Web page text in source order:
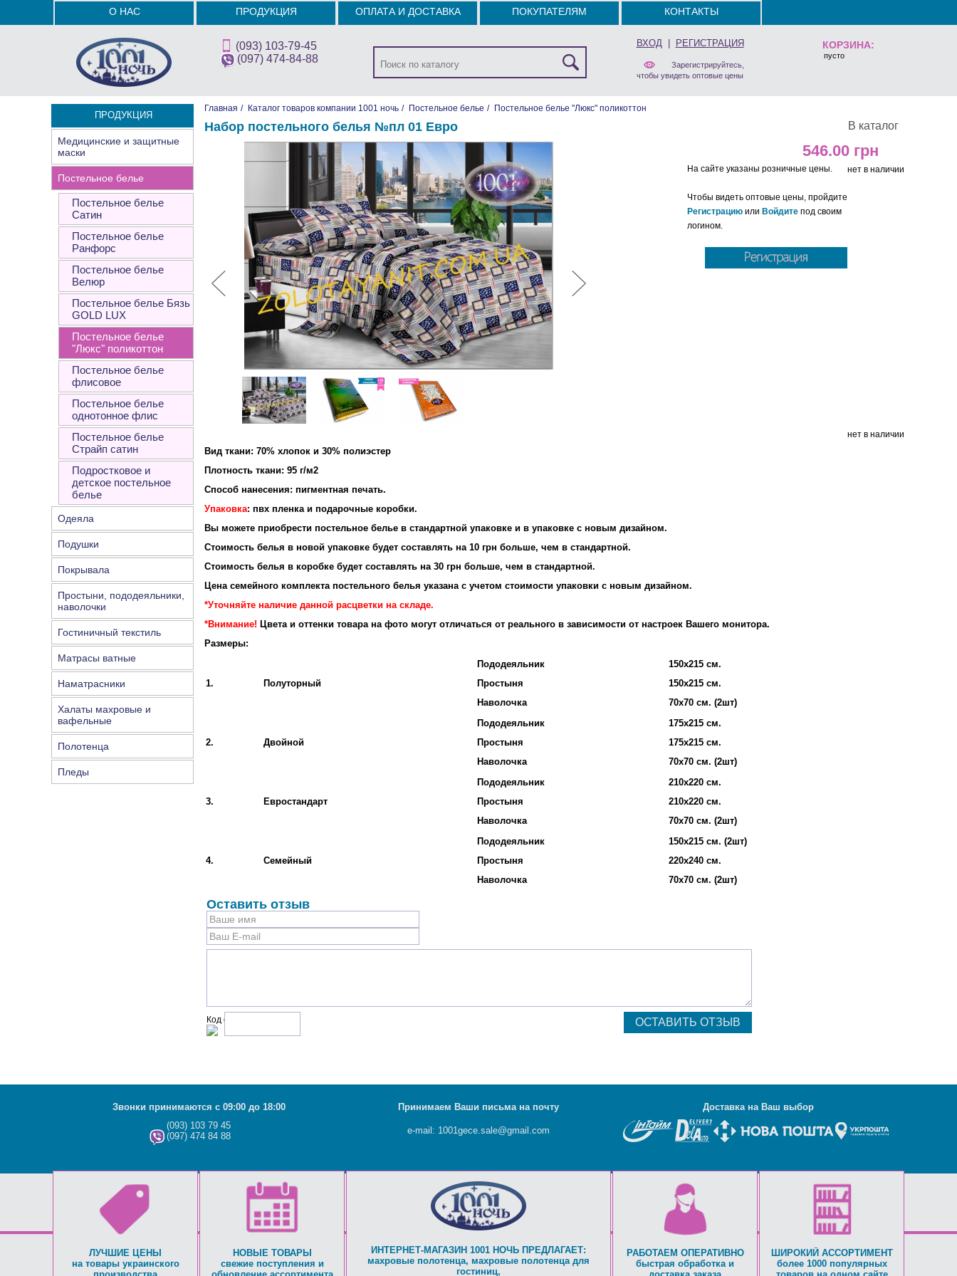
КОРЗИНА:
пусто
О НАС ПРОДУКЦИЯ ОПЛАТА И ДОСТАВКА ПОКУПАТЕЛЯМ КОНТАКТЫ
(093) 103-79-45
(097) 474-84-88
ВХОД| РЕГИСТРАЦИЯ
Зарегистрируйтесь,
чтобы увидеть оптовые цены
ПРОДУКЦИЯ
Медицинские и защитные
маски
Постельное белье
Постельное белье
Сатин
Постельное белье
Ранфорс
Постельное белье
Велюр
Постельное белье Бязь
GOLD LUX
Постельное белье
"Люкс" поликоттон
Постельное белье
флисовое
Постельное белье
однотонное флис
Постельное белье
Страйп сатин
Подростковое и
детское постельное
белье
Одеяла
Подушки
Покрывала
Простыни, пододеяльники,
наволочки
Гостиничный текстиль
Матрасы ватные
Наматрасники
Халаты махровые и
вафельные
Полотенца
Пледы
Главная / Каталог товаров компании 1001 ночь / Постельное белье / Постельное белье "Люкс" поликоттон
В каталог
Набор постельного белья №пл 01 Евро
546.00
нет в наличии
На сайте указаны розничные цены.
Чтобы видеть оптовые цены, пройдите
Регистрацию или Войдите под своим
логином.
нет в наличии
Вид ткани: 70% хлопок и 30% полиэстер
Плотность ткани: 95 г/м2
Способ нанесения: пигментная печать.
Упаковка: пвх пленка и подарочные коробки.
Вы можете приобрести постельное белье в стандартной упаковке и в упаковке с новым дизайном.
Стоимость белья в новой упаковке будет составлять на 10 грн больше, чем в стандартной.
Стоимость белья в коробке будет составлять на 30 грн больше, чем в стандартной.
Цена семейного комплекта постельного белья указана с учетом стоимости упаковки с новым дизайном.
*Уточняйте наличие данной расцветки на складе.
*Внимание! Цвета и оттенки товара на фото могут отличаться от реального в зависимости от настроек Вашего монитора.
Размеры:
1. Полуторный
Пододеяльник
Простыня
Наволочка
150х215 см.
150х215 см.
70х70 см. (2шт)
2. Двойной
Пододеяльник
Простыня
Наволочка
175х215 см.
175х215 см.
70х70 см. (2шт)
3. Евростандарт
Пододеяльник
Простыня
Наволочка
210х220 см.
210х220 см.
70х70 см. (2шт)
4. Семейный
Пододеяльник
Простыня
Наволочка
150х215 см. (2шт)
220х240 см.
70х70 см. (2шт)
Оставить отзыв
Код с рисунка:
Звонки принимаются с 09:00 до 18:00 Принимаем Ваши письма на почту Доставка на Ваш выбор
(093) 103 79 45
(097) 474 84 88
e-mail: 1001gece.sale@gmail.com
ЛУЧШИЕ ЦЕНЫ
на товары украинского
НОВЫЕ ТОВАРЫ
свежие поступления и
ИНТЕРНЕТ-МАГАЗИН 1001 НОЧЬ ПРЕДЛАГАЕТ:
махровые полотенца, махровые полотенца для
гостиниц,
РАБОТАЕМ ОПЕРАТИВНО
быстрая обработка и
ШИРОКИЙ АССОРТИМЕНТ
более 1000 популярных